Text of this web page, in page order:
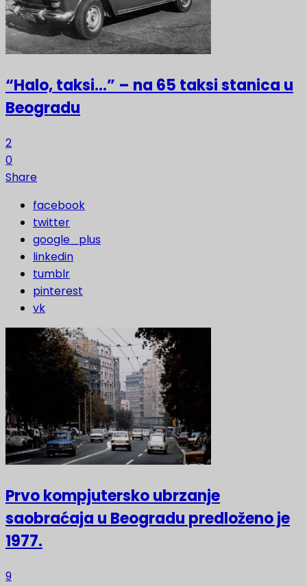
“Halo, taksi…” – na 65 taksi stanica u
Beogradu
2
0
Share
facebook
twitter
google_plus
linkedin
tumblr
pinterest
vk
Prvo kompjutersko ubrzanje
saobraćaja u Beogradu predloženo je
1977.
9